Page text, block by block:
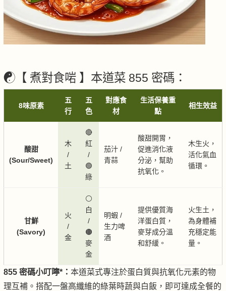
☯️【 煮對食啱 】本道菜 855 密碼：
8味原素
五
行
五
色
對應食
材
生活保養重
點
相生效益
酸甜
(Sour/Sweet)
木
/
土
🔴
紅
/
🟢
綠
茄汁 /
青蒜
酸甜開胃，
促進消化液
分泌，幫助
抗氧化。
木生火，
活化氣血
循環。
甘鮮
(Savory)
火
/
金
⚪
白
/
🟤
麥
金
明蝦 /
生力啤
酒
提供優質海
洋蛋白質，
麥芽成分溫
和舒緩。
火生土，
為身體補
充穩定能
量。
855 密碼小叮嚀*： 本道菜式專注於蛋白質與抗氧化元素的物
理互補。搭配一盤高纖維的綠葉時蔬與白飯，即可達成全餐的